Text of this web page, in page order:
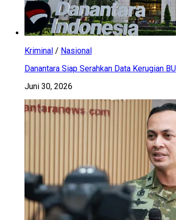
Kriminal / Nasional
Danantara Siap Serahkan Data Kerugian
Juni 30, 2026